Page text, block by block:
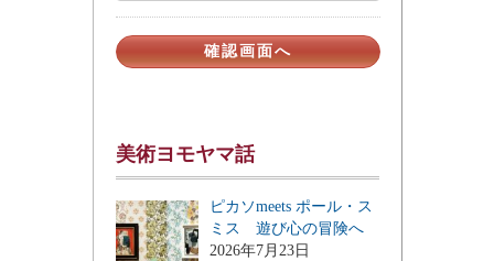
美術ヨモヤマ話
ピカソmeets ポール・ス
ミス 遊び心の冒険へ
2026年7月23日